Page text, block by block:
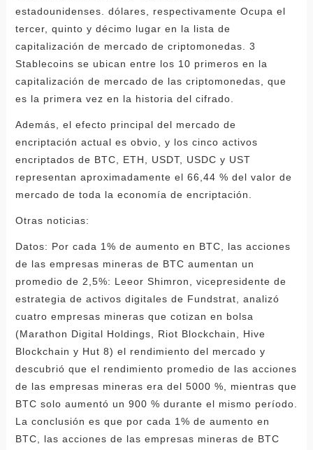
estadounidenses. dólares, respectivamente Ocupa el
tercer, quinto y décimo lugar en la lista de
capitalización de mercado de criptomonedas. 3
Stablecoins se ubican entre los 10 primeros en la
capitalización de mercado de las criptomonedas, que
es la primera vez en la historia del cifrado.
Además, el efecto principal del mercado de
encriptación actual es obvio, y los cinco activos
encriptados de BTC, ETH, USDT, USDC y UST
representan aproximadamente el 66,44 % del valor de
mercado de toda la economía de encriptación.
Otras noticias:
Datos: Por cada 1% de aumento en BTC, las acciones
de las empresas mineras de BTC aumentan un
promedio de 2,5%: Leeor Shimron, vicepresidente de
estrategia de activos digitales de Fundstrat, analizó
cuatro empresas mineras que cotizan en bolsa
(Marathon Digital Holdings, Riot Blockchain, Hive
Blockchain y Hut 8) el rendimiento del mercado y
descubrió que el rendimiento promedio de las acciones
de las empresas mineras era del 5000 %, mientras que
BTC solo aumentó un 900 % durante el mismo período.
La conclusión es que por cada 1% de aumento en
BTC, las acciones de las empresas mineras de BTC